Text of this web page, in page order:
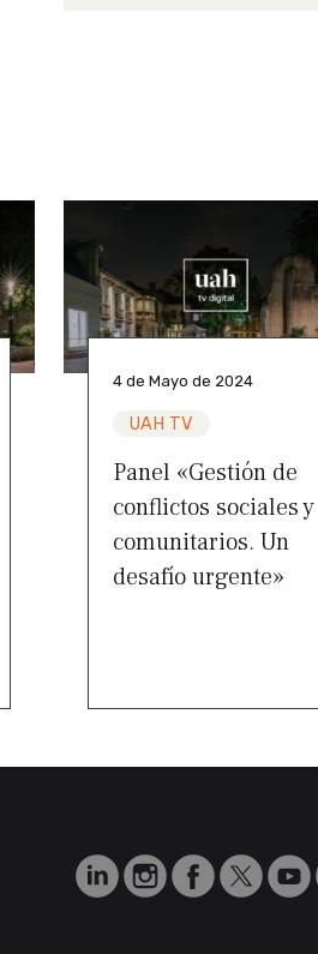
4 de Mayo de 2024
UAH TV
Panel «Gestión de
conflictos sociales y
comunitarios. Un
desafío urgente»